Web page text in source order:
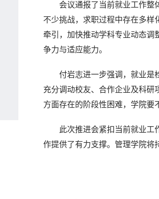
会议通报了当前就业工作整
不少挑战，求职过程中存在多样
牵引，加快推动学科专业动态
争力与适应能力。
付岩志进一步强调，就业是
充分调动校友、合作企业及科研
方面存在的阶段性困难，学院要
此次推进会紧扣当前就业工
作提供了有力支撑。管理学院将